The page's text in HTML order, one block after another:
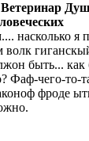
Душ
насколько я
волк
быть...
Фаф-чего-то-
фроде